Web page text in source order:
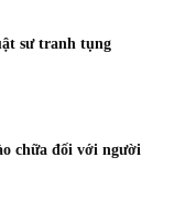
sư tranh tụng
chữa đối với người